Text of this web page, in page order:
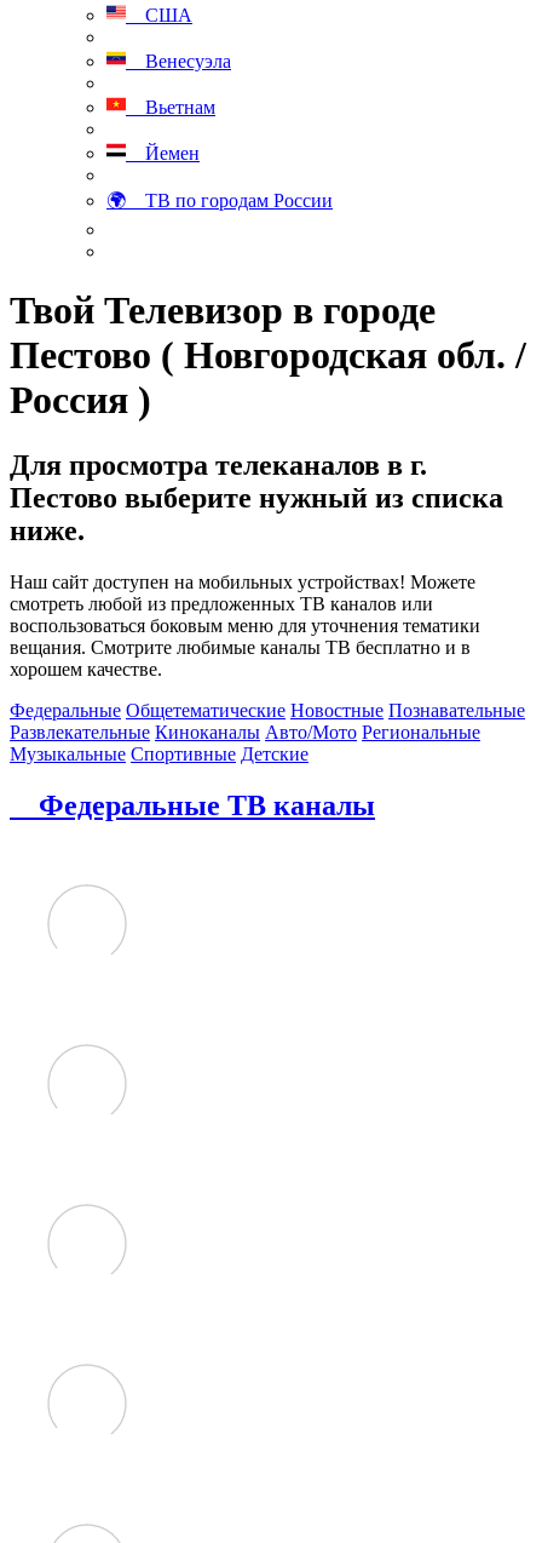
США
Венесуэла
Вьетнам
Йемен
🌍 ТВ по городам России
Твой Телевизор в городе
Пестово ( Новгородская обл. /
Россия )
Для просмотра телеканалов в г.
Пестово выберите нужный из списка
ниже.
Наш сайт доступен на мобильных устройствах! Можете
смотреть любой из предложенных ТВ каналов или
воспользоваться боковым меню для уточнения тематики
вещания. Смотрите любимые каналы ТВ бесплатно и в
хорошем качестве.
Федеральные Общетематические Новостные Познавательные
Развлекательные Киноканалы Авто/Мото Региональные
Музыкальные Спортивные Детские
Федеральные ТВ каналы